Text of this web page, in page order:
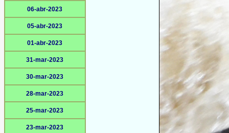
06-abr-2023
05-abr-2023
01-abr-2023
31-mar-2023
30-mar-2023
28-mar-2023
25-mar-2023
23-mar-2023